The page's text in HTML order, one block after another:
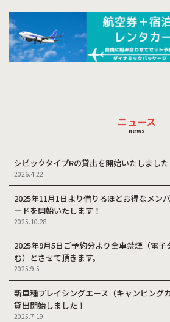
ニュース
news
シビックタイプRの貸出を開始いたしました
2026.4.22
2025年11月1日より借りるほどお得なメン
ードを開始いたします！
2025.10.28
2025年9月5日ご予約分より全車禁煙（電子
む）とさせて頂きます。
2025.9.5
新車種プレイシングエース（キャンピング
貸出開始しました！
2025.7.19